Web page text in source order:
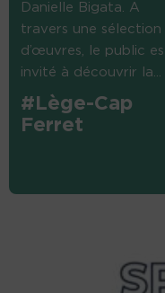
Danielle Bigata. A
travers une sélection
d’œuvres, le public
invité à découvrir la...
#Lège-Cap
Ferret